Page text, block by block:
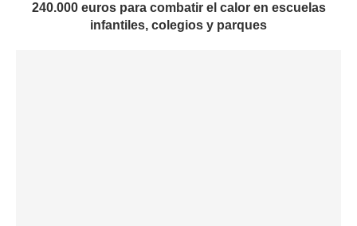
240.000 euros para combatir el calor en escuelas
infantiles, colegios y parques